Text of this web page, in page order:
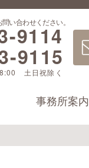
い合わせください。
9114
9115
土日祝除く
事務所案内